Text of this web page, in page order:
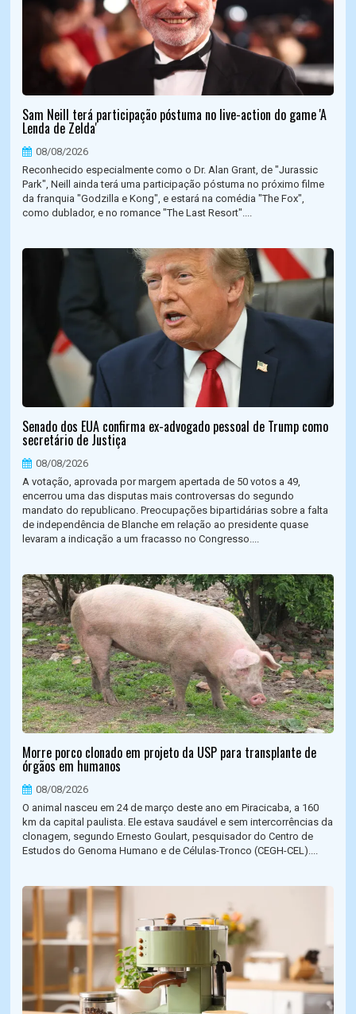
Sam Neill terá participação póstuma no live-action do game 'A
Lenda de Zelda'
08/08/2026
Reconhecido especialmente como o Dr. Alan Grant, de "Jurassic
Park", Neill ainda terá uma participação póstuma no próximo filme
da franquia "Godzilla e Kong", e estará na comédia "The Fox",
como dublador, e no romance "The Last Resort"....
Senado dos EUA confirma ex-advogado pessoal de Trump como
secretário de Justiça
08/08/2026
A votação, aprovada por margem apertada de 50 votos a 49,
encerrou uma das disputas mais controversas do segundo
mandato do republicano. Preocupações bipartidárias sobre a falta
de independência de Blanche em relação ao presidente quase
levaram a indicação a um fracasso no Congresso....
Morre porco clonado em projeto da USP para transplante de
órgãos em humanos
08/08/2026
O animal nasceu em 24 de março deste ano em Piracicaba, a 160
km da capital paulista. Ele estava saudável e sem intercorrências da
clonagem, segundo Ernesto Goulart, pesquisador do Centro de
Estudos do Genoma Humano e de Células-Tronco (CEGH-CEL)....